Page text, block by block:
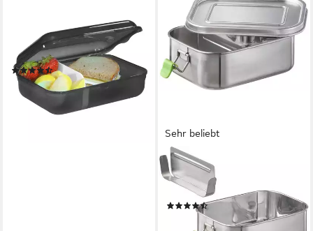
Lunchbox mit Klickverschluss,
spülmaschinengeeignet,
Kunststoff, BPA-frei, (1-tlg)
(119)
9,99 €
lieferbar - in 2-3 Werktagen bei dir
Sehr beliebt
APS
Lunchbox, Edelstahl 18/8, (1-
tlg), wiederverwendbar
(54)
ab 15,49 € UVP 23,99 €